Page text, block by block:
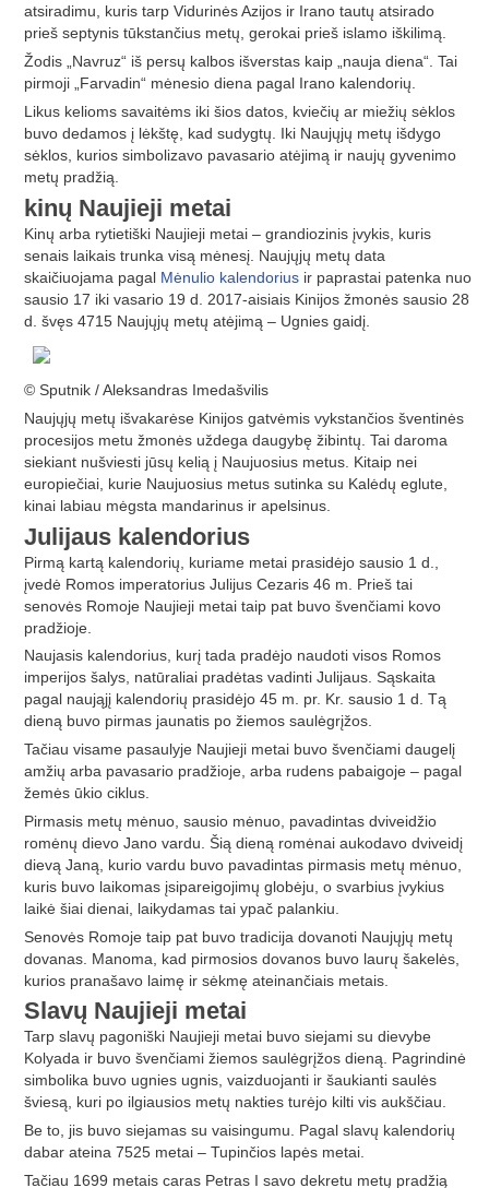
atsiradimu, kuris tarp Vidurinės Azijos ir Irano tautų atsirado
prieš septynis tūkstančius metų, gerokai prieš islamo iškilimą.
Žodis „Navruz“ iš persų kalbos išverstas kaip „nauja diena“. Tai
pirmoji „Farvadin“ mėnesio diena pagal Irano kalendorių.
Likus kelioms savaitėms iki šios datos, kviečių ar miežių sėklos
buvo dedamos į lėkštę, kad sudygtų. Iki Naujųjų metų išdygo
sėklos, kurios simbolizavo pavasario atėjimą ir naujų gyvenimo
metų pradžią.
kinų Naujieji metai
Kinų arba rytietiški Naujieji metai – grandiozinis įvykis, kuris
senais laikais trunka visą mėnesį. Naujųjų metų data
skaičiuojama pagal Mėnulio kalendorius ir paprastai patenka nuo
sausio 17 iki vasario 19 d. 2017-aisiais Kinijos žmonės sausio 28
d. švęs 4715 Naujųjų metų atėjimą – Ugnies gaidį.
© Sputnik / Aleksandras Imedašvilis
Naujųjų metų išvakarėse Kinijos gatvėmis vykstančios šventinės
procesijos metu žmonės uždega daugybę žibintų. Tai daroma
siekiant nušviesti jūsų kelią į Naujuosius metus. Kitaip nei
europiečiai, kurie Naujuosius metus sutinka su Kalėdų eglute,
kinai labiau mėgsta mandarinus ir apelsinus.
Julijaus kalendorius
Pirmą kartą kalendorių, kuriame metai prasidėjo sausio 1 d.,
įvedė Romos imperatorius Julijus Cezaris 46 m. Prieš tai
senovės Romoje Naujieji metai taip pat buvo švenčiami kovo
pradžioje.
Naujasis kalendorius, kurį tada pradėjo naudoti visos Romos
imperijos šalys, natūraliai pradėtas vadinti Julijaus. Sąskaita
pagal naująjį kalendorių prasidėjo 45 m. pr. Kr. sausio 1 d. Tą
dieną buvo pirmas jaunatis po žiemos saulėgrįžos.
Tačiau visame pasaulyje Naujieji metai buvo švenčiami daugelį
amžių arba pavasario pradžioje, arba rudens pabaigoje – pagal
žemės ūkio ciklus.
Pirmasis metų mėnuo, sausio mėnuo, pavadintas dviveidžio
romėnų dievo Jano vardu. Šią dieną romėnai aukodavo dviveidį
dievą Janą, kurio vardu buvo pavadintas pirmasis metų mėnuo,
kuris buvo laikomas įsipareigojimų globėju, o svarbius įvykius
laikė šiai dienai, laikydamas tai ypač palankiu.
Senovės Romoje taip pat buvo tradicija dovanoti Naujųjų metų
dovanas. Manoma, kad pirmosios dovanos buvo laurų šakelės,
kurios pranašavo laimę ir sėkmę ateinančiais metais.
Slavų Naujieji metai
Tarp slavų pagoniški Naujieji metai buvo siejami su dievybe
Kolyada ir buvo švenčiami žiemos saulėgrįžos dieną. Pagrindinė
simbolika buvo ugnies ugnis, vaizduojanti ir šaukianti saulės
šviesą, kuri po ilgiausios metų nakties turėjo kilti vis aukščiau.
Be to, jis buvo siejamas su vaisingumu. Pagal slavų kalendorių
dabar ateina 7525 metai – Tupinčios lapės metai.
Tačiau 1699 metais caras Petras I savo dekretu metų pradžią